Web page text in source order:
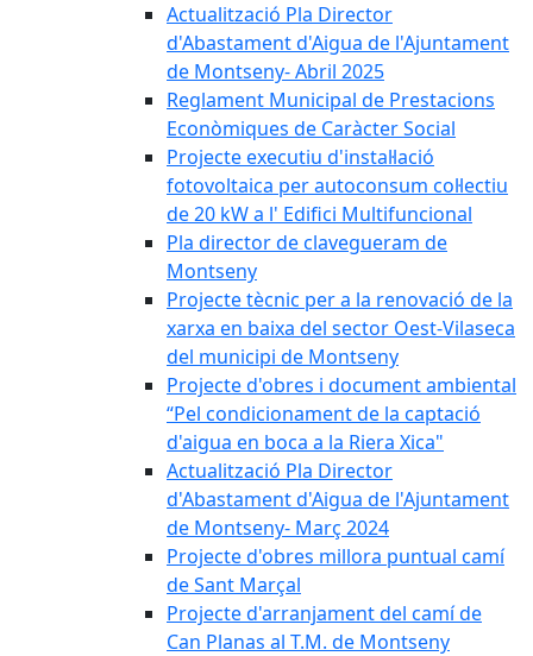
Actualització Pla Director
d'Abastament d'Aigua de l'Ajuntament
de Montseny- Abril 2025
Reglament Municipal de Prestacions
Econòmiques de Caràcter Social
Projecte executiu d'instal·lació
fotovoltaica per autoconsum col·lectiu
de 20 kW a l' Edifici Multifuncional
Pla director de clavegueram de
Montseny
Projecte tècnic per a la renovació de la
xarxa en baixa del sector Oest-Vilaseca
del municipi de Montseny
Projecte d'obres i document ambiental
“Pel condicionament de la captació
d'aigua en boca a la Riera Xica"
Actualització Pla Director
d'Abastament d'Aigua de l'Ajuntament
de Montseny- Març 2024
Projecte d'obres millora puntual camí
de Sant Marçal
Projecte d'arranjament del camí de
Can Planas al T.M. de Montseny